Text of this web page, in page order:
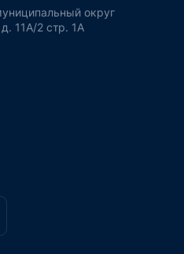
округ
11А/2 стр. 1А